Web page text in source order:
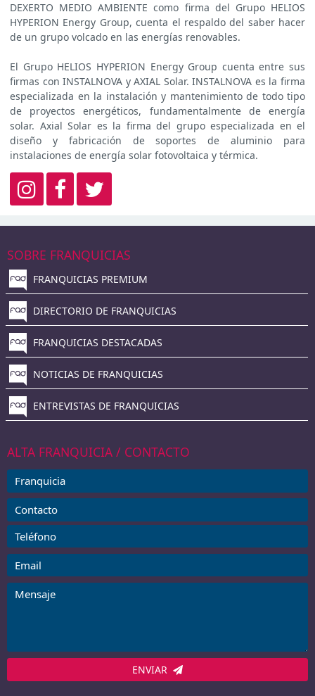
DEXERTO MEDIO AMBIENTE como firma del Grupo HELIOS
HYPERION Energy Group, cuenta el respaldo del saber hacer
de un grupo volcado en las energías renovables.
El Grupo HELIOS HYPERION Energy Group cuenta entre sus
firmas con INSTALNOVA y AXIAL Solar. INSTALNOVA es la firma
especializada en la instalación y mantenimiento de todo tipo
de proyectos energéticos, fundamentalmente de energía
solar. Axial Solar es la firma del grupo especializada en el
diseño y fabricación de soportes de aluminio para
instalaciones de energía solar fotovoltaica y térmica.
SOBRE FRANQUICIAS
FRANQUICIAS PREMIUM
DIRECTORIO DE FRANQUICIAS
FRANQUICIAS DESTACADAS
NOTICIAS DE FRANQUICIAS
ENTREVISTAS DE FRANQUICIAS
ALTA FRANQUICIA / CONTACTO
ENVIAR